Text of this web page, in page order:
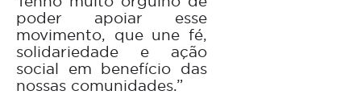
poder apoiar esse
movimento, que une fé,
solidariedade e ação
social em benefício das
nossas comunidades.”